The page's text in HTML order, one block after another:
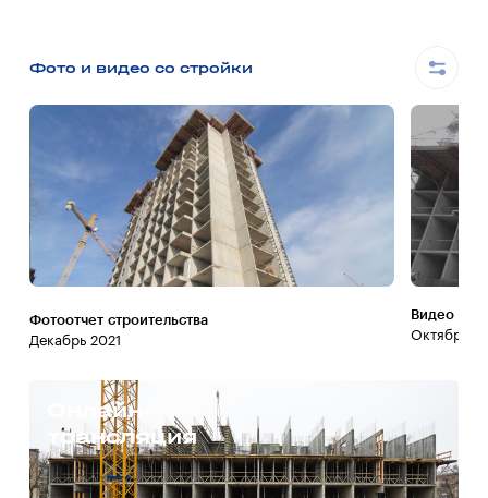
Фото и видео со стройки
Фотоотчет строительства
Декабрь 2021
Видео со
Октябрь
Онлайн-
трансляция